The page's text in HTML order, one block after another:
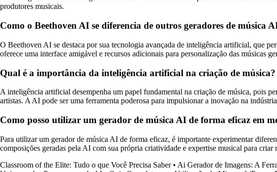
produtores musicais.
Como o Beethoven AI se diferencia de outros geradores de música
O Beethoven AI se destaca por sua tecnologia avançada de inteligência artificial, que
oferece uma interface amigável e recursos adicionais para personalização das músicas
Qual é a importância da inteligência artificial na criação de música?
A inteligência artificial desempenha um papel fundamental na criação de música, pois
artistas. A AI pode ser uma ferramenta poderosa para impulsionar a inovação na
Como posso utilizar um gerador de música AI de forma eficaz em
Para utilizar um gerador de música AI de forma eficaz, é importante experimentar
composições geradas pela AI com sua própria criatividade e expertise musical para criar
Classroom of the Elite: Tudo o que Você Precisa Saber• Ai Gerador de Imagens: A